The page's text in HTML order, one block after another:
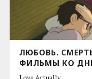
ЛЮБОВЬ.
ФИЛЬМЫ КО